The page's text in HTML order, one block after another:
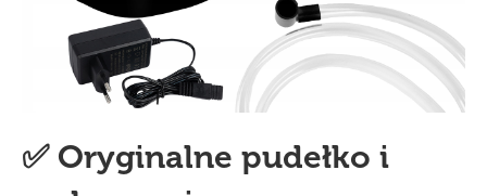
✅ Oryginalne pudełko i